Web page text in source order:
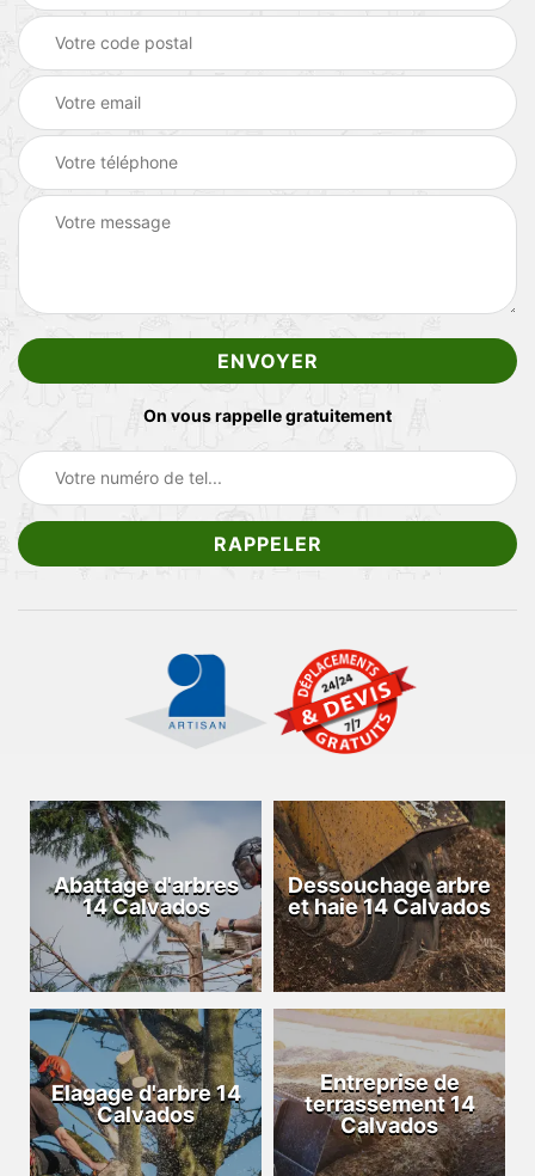
On vous rappelle gratuitement
Abattage d'arbres
14 Calvados
Dessouchage arbre
et haie 14 Calvados
Elagage d'arbre 14
Calvados
Entreprise de
terrassement 14
Calvados